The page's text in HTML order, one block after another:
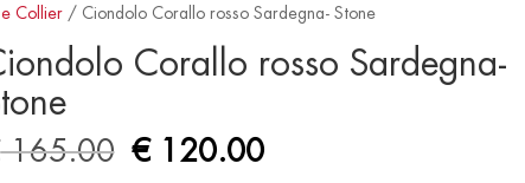
Collier / Ciondolo Corallo rosso Sardegna- Stone
Corallo rosso Sardegna-
165.00 Original
€120.00Current